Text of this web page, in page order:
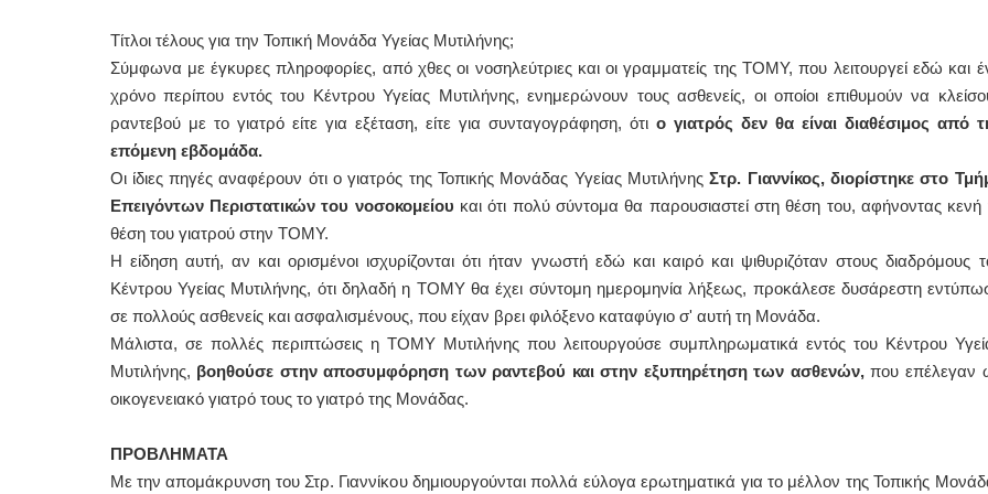
Τίτλοι τέλους για την Τοπική Μονάδα Υγείας Μυτιλήνης;
Σύμφωνα με έγκυρες πληροφορίες, από χθες οι νοσηλεύτριες και οι γραμματείς της ΤΟΜΥ, που λειτουργεί εδώ και
χρόνο περίπου εντός του Κέντρου Υγείας Μυτιλήνης, ενημερώνουν τους ασθενείς, οι οποίοι επιθυμούν να
ραντεβού με το γιατρό είτε για εξέταση, είτε για συνταγογράφηση, ότι ο γιατρός δεν θα είναι διαθέσιμος από
επόμενη εβδομάδα.
Οι ίδιες πηγές αναφέρουν ότι ο γιατρός της Τοπικής Μονάδας Υγείας ΜυτιλήνηςΣτρ. Γιαννίκος, διορίστηκε στο
Επειγόντων Περιστατικών του νοσοκομείου και ότι πολύ σύντομα θα παρουσιαστεί στη θέση του, αφήνοντας κενή
θέση του γιατρού στην ΤΟΜΥ.
Η είδηση αυτή, αν και ορισμένοι ισχυρίζονται ότι ήταν γνωστή εδώ και καιρό και ψιθυριζόταν στους διαδρόμους
Κέντρου Υγείας Μυτιλήνης, ότι δηλαδή η ΤΟΜΥ θα έχει σύντομη ημερομηνία λήξεως, προκάλεσε δυσάρεστη
σε πολλούς ασθενείς και ασφαλισμένους, που είχαν βρει φιλόξενο καταφύγιο σ' αυτή τη Μονάδα.
Μάλιστα, σε πολλές περιπτώσεις η ΤΟΜΥ Μυτιλήνης που λειτουργούσε συμπληρωματικά εντός του Κέντρου
Μυτιλήνης, βοηθούσε στην αποσυμφόρηση των ραντεβού και στην εξυπηρέτηση των ασθενών,που επέλεγαν
οικογενειακό γιατρό τους το γιατρό της Μονάδας.
ΠΡΟΒΛΗΜΑΤΑ
Με την απομάκρυνση του Στρ. Γιαννίκου δημιουργούνται πολλά εύλογα ερωτηματικά για το μέλλον της Τοπικής
ΟΦΘΑΛΜΙΑΤΡΟΣ
Διδάκτωρ Ιατρικής Σχολής
Πανεπιστημίου Αθηνών
Καβέτσου 10, Μυτιλήνη, τηλ:
2251038065
Έλενα Μπούμπα
Στρατιωτικός Ιατρός
Διδ.Παν.Αθηνών
Διπλωματούχος Ευρ.Ακαδημίας
Πάρνηθας 95-97 Αχαρναί
2102467085 & 6938502258
email- elenboumpa@gmail.com